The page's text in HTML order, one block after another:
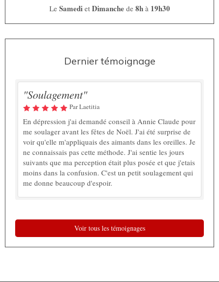
Le Samedi et Dimanchede 8hà 19h30
Dernier témoignage
"Soulagement"
Par Laetitia
En dépression j'ai demandé conseil à Annie Claude pour
me soulager avant les fêtes de Noël. J'ai été surprise de
voir qu'elle m'appliquais des aimants dans les oreilles. Je
ne connaissais pas cette méthode. J'ai sentie les jours
suivants que ma perception était plus posée et que j'etais
moins dans la confusion. C'est un petit soulagement qui
me donne beaucoup d'espoir.
Voir tous les témoignages